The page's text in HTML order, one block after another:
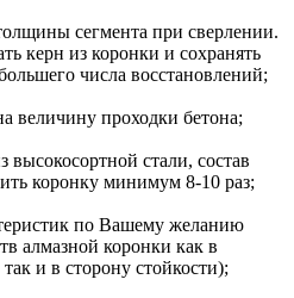
сегмента при сверлении.
керн из коронки и сохранять
числа восстановлений;
величину проходки бетона;
стали, состав
коронку минимум 8-10 раз;
по Вашему желанию
алмазной коронки как в
и в сторону стойкости);